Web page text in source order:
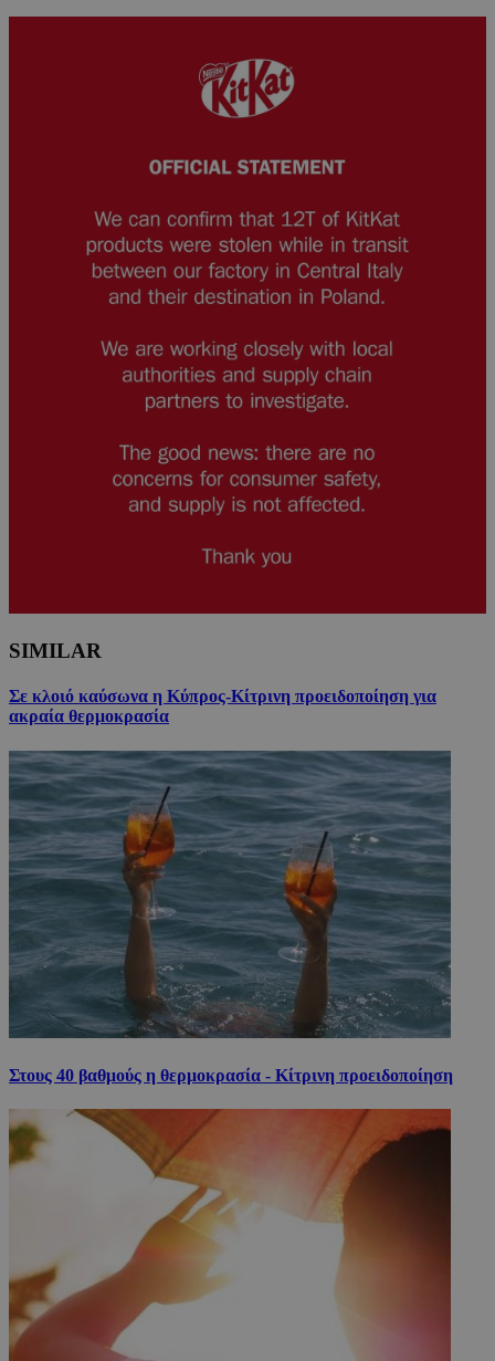
SIMILAR
Σε κλοιό καύσωνα η Κύπρος-Κίτρινη προειδοποίηση για
ακραία θερμοκρασία
Στους 40 βαθμούς η θερμοκρασία - Κίτρινη προειδοποίηση